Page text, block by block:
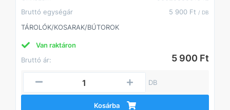
Bruttó egységár
5 900 Ft / DB
TÁROLÓK/KOSARAK/BÚTOROK
Van raktáron
Bruttó ár:
5 900 Ft
DB
Kosárba